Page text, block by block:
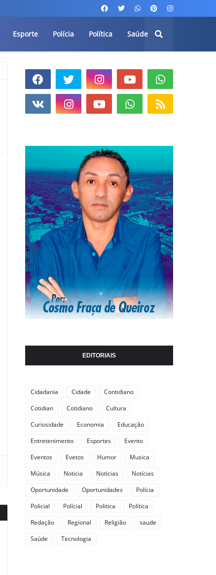
Esporte Polícia Política Saúde
EDITORIAIS
Cidadania Cidade
Contidiano
Cotidian
Cotidiano
Cultura
Curiosidade
Economia
Educação
Entretenimento
Esportes
Evento
Eventos
Evetos Humor
Musica
Música
Noticia Noticias
Notícias
Oportunidade
Oportunidades
Polícia
Policial
Polícial Politica
Política
Redação
Regional Religião
saude
Saúde
Tecnologia